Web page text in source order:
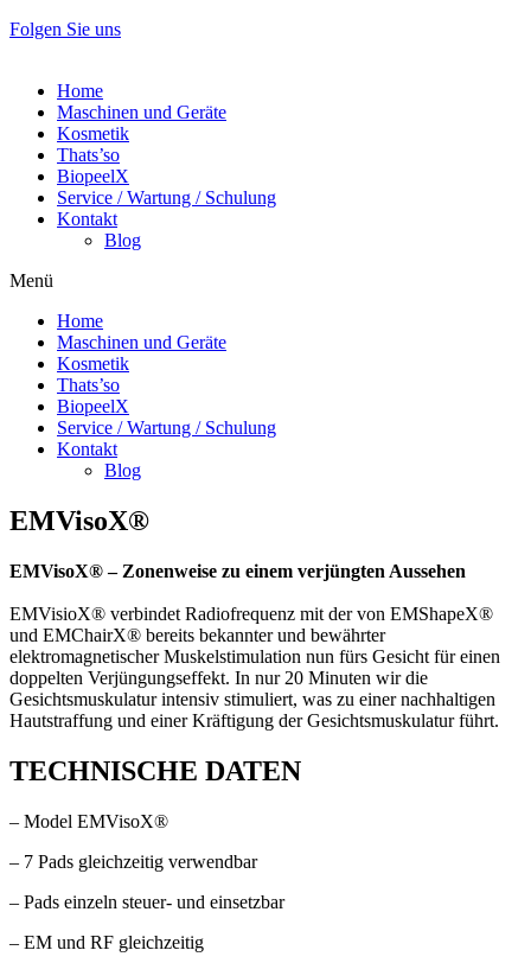
Folgen Sie uns
Home
Maschinen und Geräte
Kosmetik
Thats’so
BiopeelX
Service / Wartung / Schulung
Kontakt
Blog
Menü
Home
Maschinen und Geräte
Kosmetik
Thats’so
BiopeelX
Service / Wartung / Schulung
Kontakt
Blog
EMVisoX®
EMVisoX® – Zonenweise zu einem verjüngten Aussehen
EMVisioX® verbindet Radiofrequenz mit der von EMShapeX®
und EMChairX® bereits bekannter und bewährter
elektromagnetischer Muskelstimulation nun fürs Gesicht für einen
doppelten Verjüngungseffekt. In nur 20 Minuten wir die
Gesichtsmuskulatur intensiv stimuliert, was zu einer nachhaltigen
Hautstraffung und einer Kräftigung der Gesichtsmuskulatur führt.
TECHNISCHE DATEN
– Model EMVisoX®
– 7 Pads gleichzeitig verwendbar
– Pads einzeln steuer- und einsetzbar
– EM und RF gleichzeitig